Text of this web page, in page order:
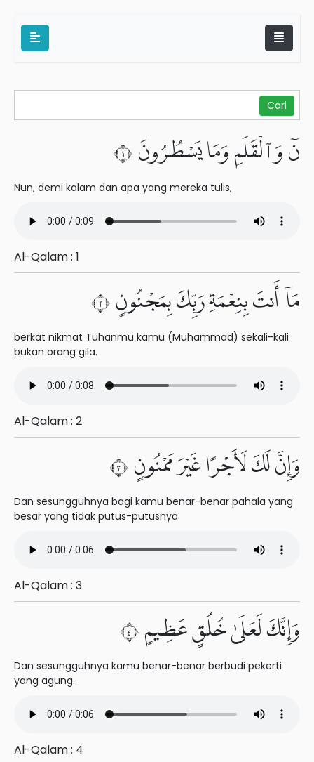
نٓ وَٱلْقَلَمِ وَمَا يَسْطُرُونَ ١
Nun, demi kalam dan apa yang mereka tulis,
Al-Qalam : 1
مَآ أَنتَ بِنِعْمَةِ رَبِّكَ بِمَجْنُونٍ ٢
berkat nikmat Tuhanmu kamu (Muhammad) sekali-kali
bukan orang gila.
Al-Qalam : 2
وَإِنَّ لَكَ لَأَجْرًا غَيْرَ مَمْنُونٍ ٣
Dan sesungguhnya bagi kamu benar-benar pahala yang
besar yang tidak putus-putusnya.
Al-Qalam : 3
وَإِنَّكَ لَعَلَىٰ خُلُقٍ عَظِيمٍ ٤
Dan sesungguhnya kamu benar-benar berbudi pekerti
yang agung.
Al-Qalam : 4